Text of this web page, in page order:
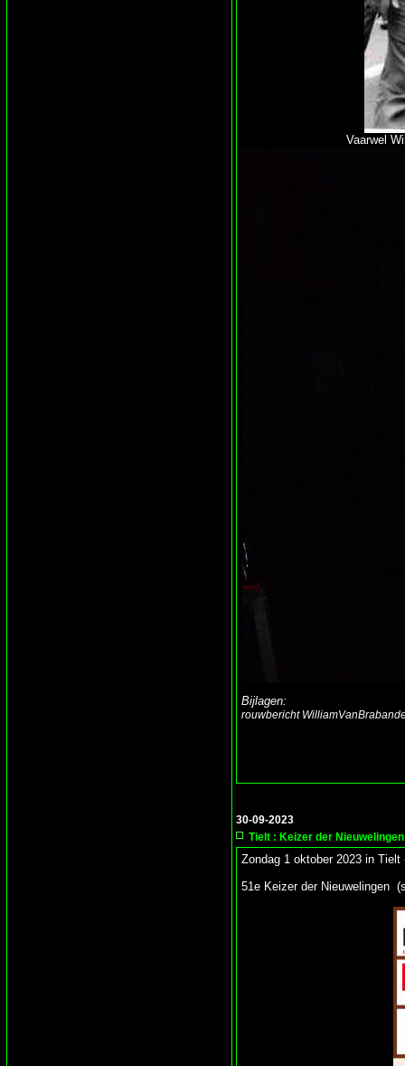
Vaarwel William 't ga
Bijlagen:
rouwbericht
30-09-2023
Tielt : Keizer der Nieuwelingen
Zondag 1 oktober 2023 in Tielt
51e Keizer der Nieuwelingen